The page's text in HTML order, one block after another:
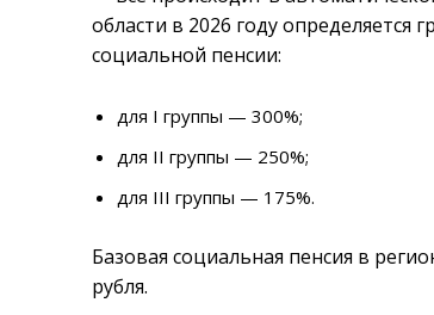
области в 2026 году определяется
социальной пенсии:
для I группы — 300%;
для II группы — 250%;
для III группы — 175%.
Базовая социальная пенсия в
рубля.